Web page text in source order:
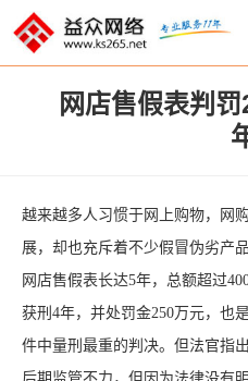
网店售假表判
越来越多人习惯于网上购物，网
展，却也充斥着不少假冒伪劣产
网店售假表长达5年，总额超过
获刑4年，并处罚金250万元，也
件中量刑最重的判决。但法官指